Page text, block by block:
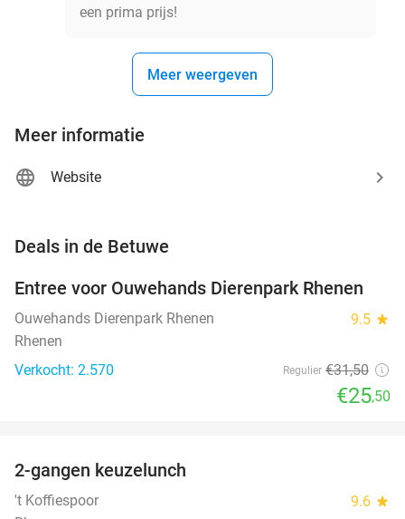
een prima prijs!
Meer weergeven
Meer informatie
Website
Deals in de Betuwe
19%
Entree voor Ouwehands Dierenpark Rhenen
Ouwehands Dierenpark Rhenen 9.5 star
Rhenen
Verkocht: 2.570
Regulier €31,50
€25,50
NEW
TODAY
2-gangen keuzelunch
't Koffiespoor 9.6 star